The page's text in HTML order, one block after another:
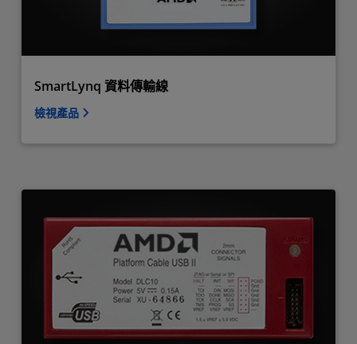
SmartLynq 資料傳輸線
檢視產品